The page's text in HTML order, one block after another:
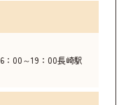
：00～19：00長崎駅